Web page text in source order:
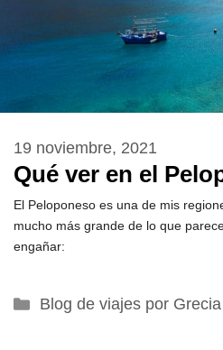
Qué ver en el
19 noviembre, 2021
El Peloponeso es una de mis
mucho más grande de lo que
engañar:
Categorías
Blog de viajes por Grecia